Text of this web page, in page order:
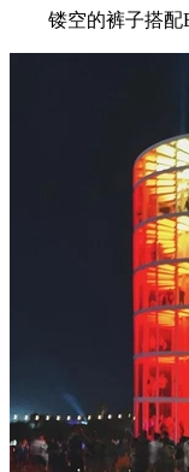
镂空的裤子搭配